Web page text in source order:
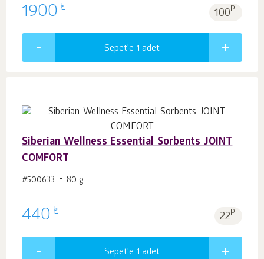
1900 ₺ 100p.
Sepet'e 1 adet
Siberian Wellness Essential Sorbents JOINT
COMFORT
#500633 80 g
440 ₺ 22p.
Sepet'e 1 adet